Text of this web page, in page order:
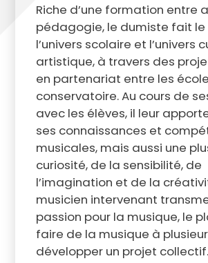
Riche d’une formation entre
pédagogie, le dumiste fait le
l’univers scolaire et l’univers
artistique, à travers des
en partenariat entre les
conservatoire. Au cours de
avec les élèves, il leur
ses connaissances et
musicales, mais aussi une
curiosité, de la sensibilité, de
l’imagination et de la
musicien intervenant
passion pour la musique, le
faire de la musique à
développer un projet collectif.